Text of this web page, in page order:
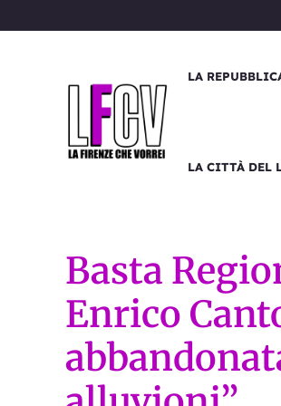
al
LA
LA CITTÀ DEL
Basta
Enrico